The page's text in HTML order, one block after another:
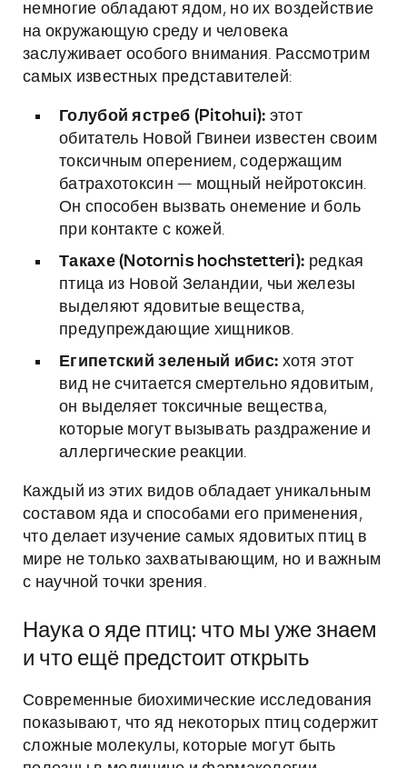
немногие обладают ядом, но их воздействие
на окружающую среду и человека
заслуживает особого внимания. Рассмотрим
самых известных представителей:
Голубой ястреб (Pitohui): этот
обитатель Новой Гвинеи известен своим
токсичным оперением, содержащим
батрахотоксин — мощный нейротоксин.
Он способен вызвать онемение и боль
при контакте с кожей.
Такахе (Notornis hochstetteri): редкая
птица из Новой Зеландии, чьи железы
выделяют ядовитые вещества,
предупреждающие хищников.
Египетский зеленый ибис: хотя этот
вид не считается смертельно ядовитым,
он выделяет токсичные вещества,
которые могут вызывать раздражение и
аллергические реакции.
Каждый из этих видов обладает уникальным
составом яда и способами его применения,
что делает изучение самых ядовитых птиц в
мире не только захватывающим, но и важным
с научной точки зрения.
Наука о яде птиц: что мы уже знаем
и что ещё предстоит открыть
Современные биохимические исследования
показывают, что яд некоторых птиц содержит
сложные молекулы, которые могут быть